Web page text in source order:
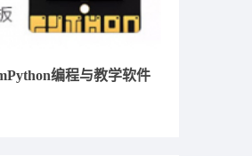
编程与教学软件